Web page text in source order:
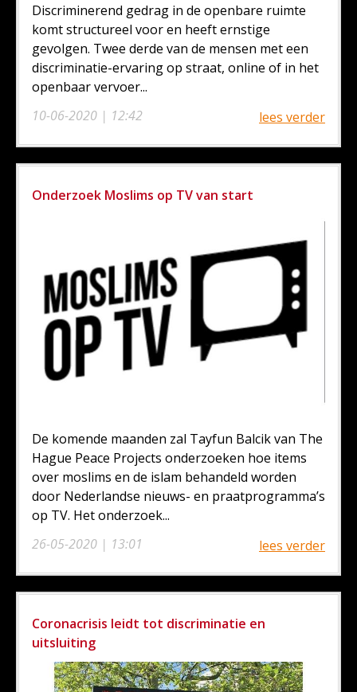
10-06-2020 | 12:42
Discriminerend gedrag in de openbare ruimte
komt structureel voor en heeft ernstige
gevolgen. Twee derde van de mensen met een
discriminatie-ervaring op straat, online of in het
openbaar vervoer...
lees verder
Onderzoek Moslims op TV van start
26-05-2020 | 13:01
De komende maanden zal Tayfun Balcik van The
Hague Peace Projects onderzoeken hoe items
over moslims en de islam behandeld worden
door Nederlandse nieuws- en praatprogramma’s
op TV. Het onderzoek...
lees verder
Coronacrisis leidt tot discriminatie en
uitsluiting